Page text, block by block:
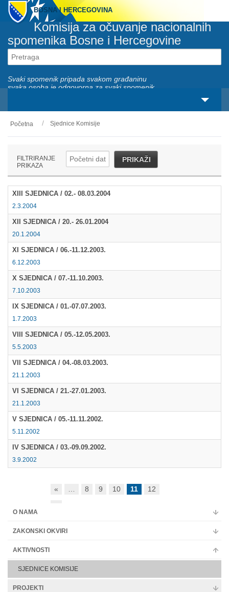
BOSNA I HERCEGOVINA
Komisija za očuvanje nacionalnih
spomenika Bosne i Hercegovine
Svaki spomenik pripada svakom građaninu
svaka osoba je odgovorna za svaki spomenik
O nama
Nacionalni spomenici
Početna Sjednice Komisije
FILTRIRANJE
PRIKAZA
PRIKAŽI
XIII SJEDNICA / 02.- 08.03.2004
2.3.2004
XII SJEDNICA / 20.- 26.01.2004
20.1.2004
XI SJEDNICA / 06.-11.12.2003.
6.12.2003
X SJEDNICA / 07.-11.10.2003.
7.10.2003
IX SJEDNICA / 01.-07.07.2003.
1.7.2003
VIII SJEDNICA / 05.-12.05.2003.
5.5.2003
VII SJEDNICA / 04.-08.03.2003.
21.1.2003
VI SJEDNICA / 21.-27.01.2003.
21.1.2003
V SJEDNICA / 05.-11.11.2002.
5.11.2002
IV SJEDNICA / 03.-09.09.2002.
3.9.2002
« 8 9 10 11
12
O NAMA
ZAKONSKI OKVIRI
AKTIVNOSTI
SJEDNICE KOMISIJE
PROJEKTI